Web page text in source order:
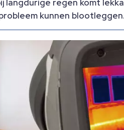
langdurige regen komt
kunnen blootleggen.